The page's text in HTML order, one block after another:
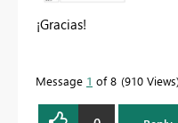
¡Gracias!
Message 1 of 8 910 Views